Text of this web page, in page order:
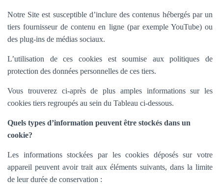
Notre Site est susceptible d’inclure des contenus hébergés par un
tiers fournisseur de contenu en ligne (par exemple YouTube) ou
des plug-ins de médias sociaux.
L’utilisation de ces cookies est soumise aux politiques de
protection des données personnelles de ces tiers.
Vous trouverez ci-après de plus amples informations sur les
cookies tiers regroupés au sein du Tableau ci-dessous.
Quels types d’information peuvent être stockés dans un
cookie?
Les informations stockées par les cookies déposés sur votre
appareil peuvent avoir trait aux éléments suivants, dans la limite
de leur durée de conservation :